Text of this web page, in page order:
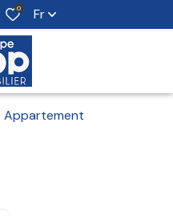
0 Fr
Appartement